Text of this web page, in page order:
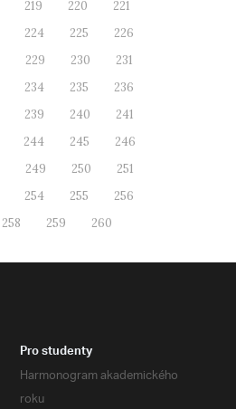
219 220
221
224 225
226
229 230
231
234 235
236
239 240
241
244 245
246
249 250
251
254 255
256
258 259 260
Pro studenty
Harmonogram akademického
roku